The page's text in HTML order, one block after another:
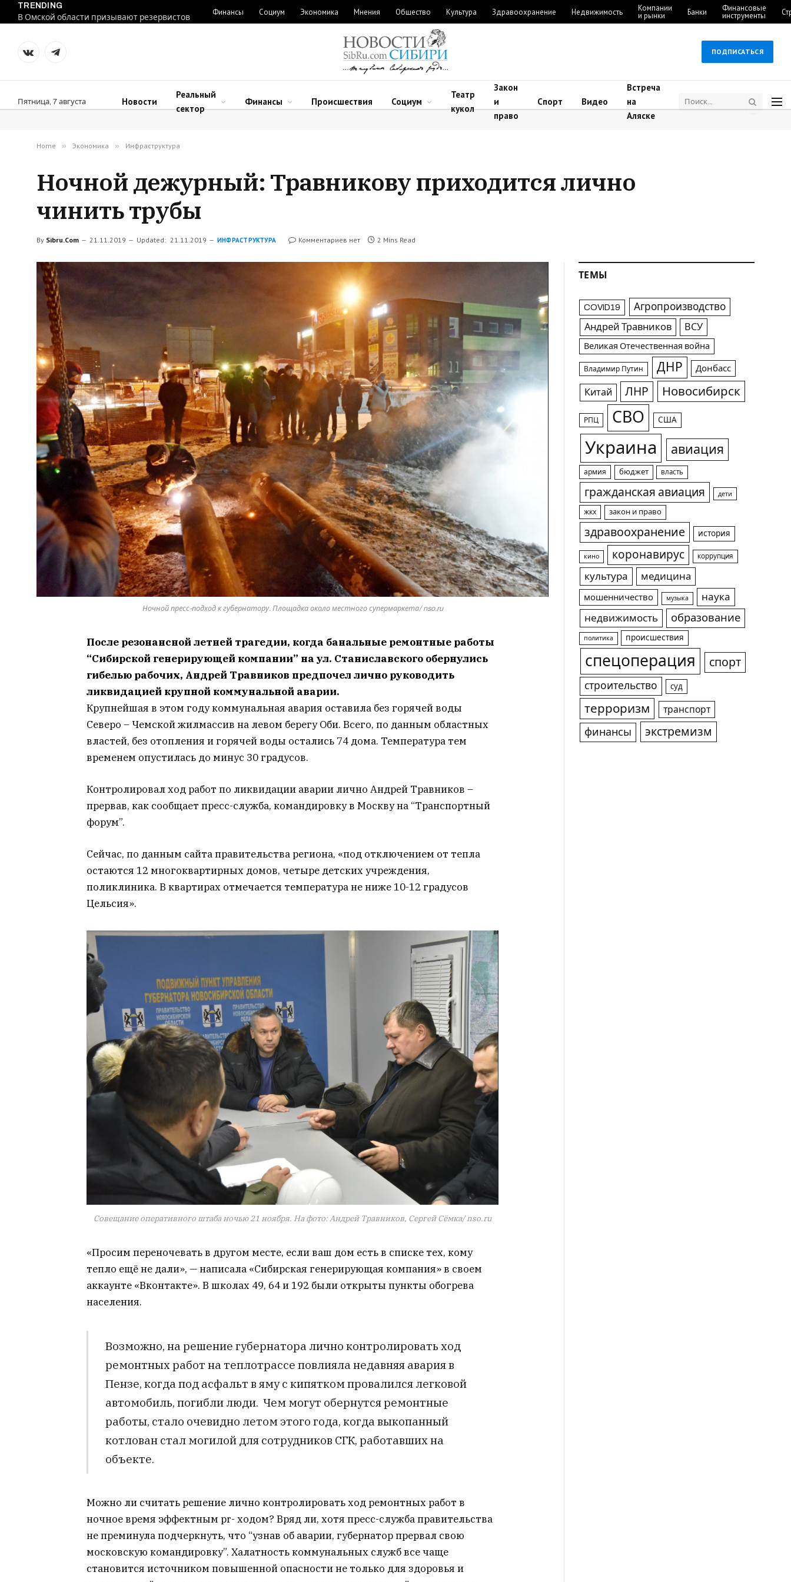
TRENDING
В Омской области призывают резервистов
Финансы Социум Экономика Мнения Общество Культура Здравоохранение Недвижимость Компании
и рынки Банки Финансовые
инструменты
VKontakteTelegram
ПОДПИСАТЬСЯ
Пятница, 7 августа Новости
Реальный
сектор
Финансы Происшествия Социум
Театр
кукол
Закон
и
право
Спорт Видео
Встреча
на
Аляске
Home » Экономика » Инфраструктура
Ночной дежурный: Травникову приходится лично
чинить трубы
By Sibru.Com 21.11.2019 Updated: 21.11.2019 ИНФРАСТРУКТУРА Комментариев нет 2 Mins Read
Ночной пресс-подход к губернатору. Площадка около местного супермаркета/ nso.ru
После резонансной летней трагедии, когда банальные ремонтные работы
“Сибирской генерирующей компании” на ул. Станиславского обернулись
гибелью рабочих, Андрей Травников предпочел лично руководить
ликвидацией крупной коммунальной аварии.
Крупнейшая в этом году коммунальная авария оставила без горячей воды
Северо – Чемской жилмассив на левом берегу Оби. Всего, по данным областных
властей, без отопления и горячей воды остались 74 дома. Температура тем
временем опустилась до минус 30 градусов.
Контролировал ход работ по ликвидации аварии лично Андрей Травников –
прервав, как сообщает пресс-служба, командировку в Москву на “Транспортный
форум”.
Сейчас, по данным сайта правительства региона, «под отключением от тепла
остаются 12 многоквартирных домов, четыре детских учреждения,
поликлиника. В квартирах отмечается температура не ниже 10-12 градусов
Цельсия».
Совещание оперативного штаба ночью 21 ноября. На фото: Андрей Травников, Сергей Сёмка/ nso.ru
«Просим переночевать в другом месте, если ваш дом есть в списке тех, кому
тепло ещё не дали», — написала «Сибирская генерирующая компания» в своем
аккаунте «Вконтакте». В школах 49, 64 и 192 были открыты пункты обогрева
населения.
Возможно, на решение губернатора лично контролировать ход
ремонтных работ на теплотрассе повлияла недавняя авария в
Пензе, когда под асфальт в яму с кипятком провалился легковой
автомобиль, погибли люди. Чем могут обернутся ремонтные
работы, стало очевидно летом этого года, когда выкопанный
котлован стал могилой для сотрудников СГК, работавших на
объекте.
Можно ли считать решение лично контролировать ход ремонтных работ в
ночное время эффектным pr- ходом? Вряд ли, хотя пресс-служба правительства
не преминула подчеркнуть, что “узнав об аварии, губернатор прервал свою
московскую командировку”. Халатность коммунальных служб все чаще
становится источником повышенной опасности не только для здоровья и
ТЕМЫ
COVID19 Агропроизводство
Андрей Травников ВСУ
Великая Отечественная война
Владимир Путин ДНР Донбасс
Китай ЛНР Новосибирск
РПЦ СВО США
Украина авиация
армия бюджет власть
гражданская авиация дети
жкх закон и право
здравоохранение история
кино коронавирус коррупция
культура медицина
мошенничество музыка
наука
недвижимость
образование
политика происшествия
спецоперация спорт
строительство суд
терроризм транспорт
финансы экстремизм